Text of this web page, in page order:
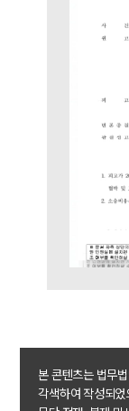
본 콘텐츠는 법무
각색하여 작성되